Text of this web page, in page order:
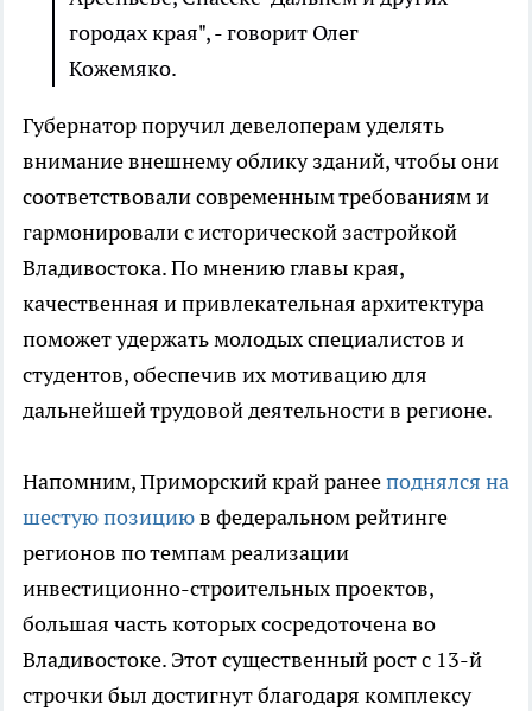
городах края", - говорит Олег
Кожемяко.
Губернатор поручил девелоперам уделять
внимание внешнему облику зданий, чтобы они
соответствовали современным требованиям и
гармонировали с исторической застройкой
Владивостока. По мнению главы края,
качественная и привлекательная архитектура
поможет удержать молодых специалистов и
студентов, обеспечив их мотивацию для
дальнейшей трудовой деятельности в регионе.
Напомним, Приморский край ранееподнялся на
шестую позициюв федеральном рейтинге
регионов по темпам реализации
инвестиционно-строительных проектов,
большая часть которых сосредоточена во
Владивостоке. Этот существенный рост с 13-й
строчки был достигнут благодаря комплексу